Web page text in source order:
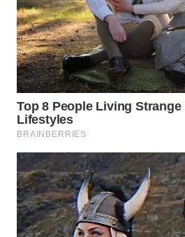
WN
TANJUNG
LESUNG
WN
KARO
WN
SIMALUNGUN
WN
LABUHANBATU